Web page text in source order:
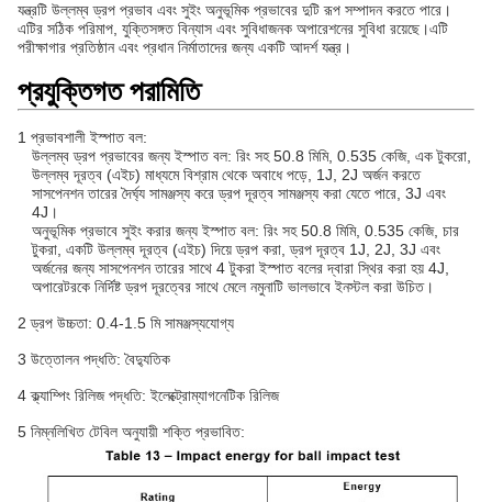
যন্ত্রটি উল্লম্ব ড্রপ প্রভাব এবং সুইং অনুভূমিক প্রভাবের দুটি রূপ সম্পাদন করতে পারে।
এটির সঠিক পরিমাপ, যুক্তিসঙ্গত বিন্যাস এবং সুবিধাজনক অপারেশনের সুবিধা রয়েছে।এটি
পরীক্ষাগার প্রতিষ্ঠান এবং প্রধান নির্মাতাদের জন্য একটি আদর্শ যন্ত্র।
প্রযুক্তিগত পরামিতি
1 প্রভাবশালী ইস্পাত বল:
উল্লম্ব ড্রপ প্রভাবের জন্য ইস্পাত বল: রিং সহ 50.8 মিমি, 0.535 কেজি, এক টুকরো,
উল্লম্ব দূরত্ব (এইচ) মাধ্যমে বিশ্রাম থেকে অবাধে পড়ে, 1J, 2J অর্জন করতে
সাসপেনশন তারের দৈর্ঘ্য সামঞ্জস্য করে ড্রপ দূরত্ব সামঞ্জস্য করা যেতে পারে, 3J এবং
4J।
অনুভূমিক প্রভাবে সুইং করার জন্য ইস্পাত বল: রিং সহ 50.8 মিমি, 0.535 কেজি, চার
টুকরা, একটি উল্লম্ব দূরত্ব (এইচ) দিয়ে ড্রপ করা, ড্রপ দূরত্ব 1J, 2J, 3J এবং
অর্জনের জন্য সাসপেনশন তারের সাথে 4 টুকরা ইস্পাত বলের দ্বারা স্থির করা হয় 4J,
অপারেটরকে নির্দিষ্ট ড্রপ দূরত্বের সাথে মেলে নমুনাটি ভালভাবে ইনস্টল করা উচিত।
2 ড্রপ উচ্চতা: 0.4-1.5 মি সামঞ্জস্যযোগ্য
3 উত্তোলন পদ্ধতি: বৈদ্যুতিক
4 ক্ল্যাম্পিং রিলিজ পদ্ধতি: ইলেক্ট্রোম্যাগনেটিক রিলিজ
5 নিম্নলিখিত টেবিল অনুযায়ী শক্তি প্রভাবিত: